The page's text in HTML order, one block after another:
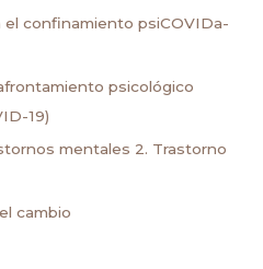
el confinamiento psiCOVIDa-
psicológico
19)
mentales 2. Trastorno
cambio